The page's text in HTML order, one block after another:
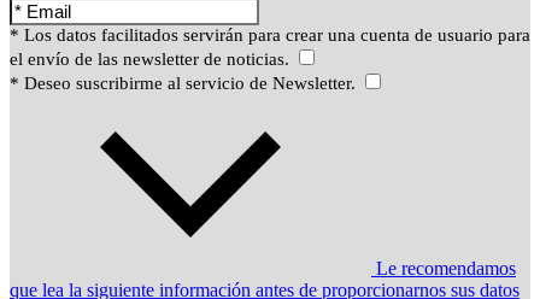
* Los datos facilitados servirán para crear una cuenta de usuario para
el envío de las newsletter de noticias.
* Deseo suscribirme al servicio de Newsletter.
Le recomendamos
que lea la siguiente información antes de proporcionarnos sus datos